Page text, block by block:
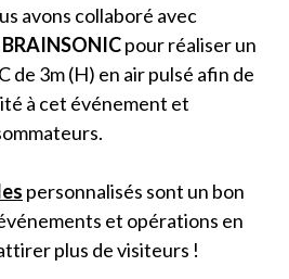
avons collaboré avec
BRAINSONICpour réaliser un
de 3m (H) en air pulsé afin de
à cet événement et
personnalisés sont un bon
et opérations en
plus de visiteurs !